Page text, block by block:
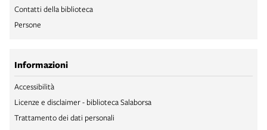
Contatti della biblioteca
Persone
Informazioni
Accessibilità
Licenze e disclaimer - biblioteca Salaborsa
Trattamento dei dati personali